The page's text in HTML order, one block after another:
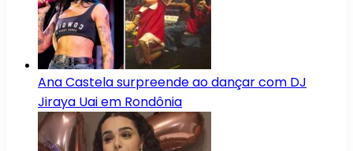
Ana Castela surpreende ao dançar com DJ
Jiraya Uai em Rondônia